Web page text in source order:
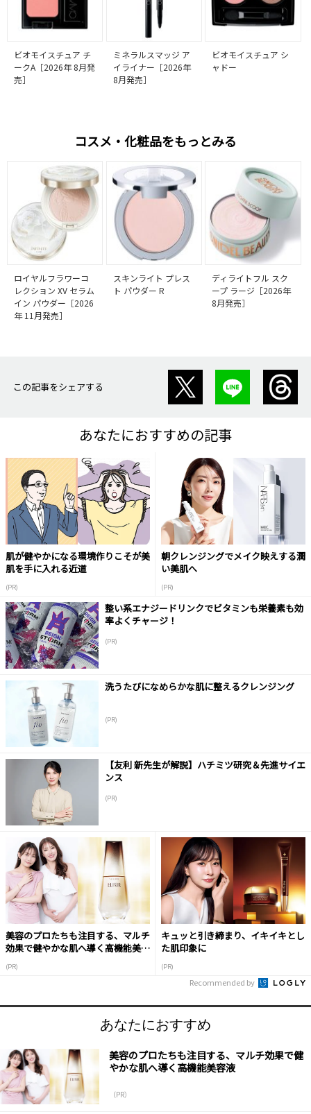
ビオモイスチュア チ
ークA［2026年 8月発
売］
ミネラルスマッジ ア
イライナー［2026年
8月発売］
ビオモイスチュア シ
ャドー
コスメ・化粧品をもっとみる
ロイヤルフラワーコ
レクション XV セラム
イン パウダー［2026
年 11月発売］
スキンライト プレス
ト パウダー R
ディライトフル スク
ープ ラージ［2026年
8月発売］
この記事をシェアする
あなたにおすすめの記事
肌が健やかになる環境作りこそが美
肌を手に入れる近道
(PR)
朝クレンジングでメイク映えする潤
い美肌へ
(PR)
整い系エナジードリンクでビタミンも栄養素も効
率よくチャージ！
(PR)
洗うたびになめらかな肌に整えるクレンジング
(PR)
【友利 新先生が解説】ハチミツ研究＆先進サイエ
ンス
(PR)
美容のプロたちも注目する、マルチ
効果で健やかな肌へ導く高機能美容
(PR)
キュッと引き締まり、イキイキとし
た肌印象に
(PR)
Recommended by
あなたにおすすめ
美容のプロたちも注目する、マルチ効果で健
やかな肌へ導く高機能美容液
（PR）